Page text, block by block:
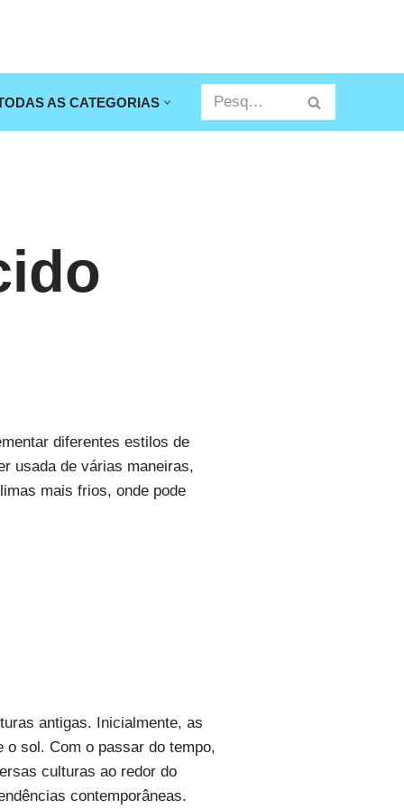
AS CATEGORIAS
diferentes estilos de
usada de várias maneiras,
mais frios, onde pode
antigas. Inicialmente, as
sol. Com o passar do tempo,
culturas ao redor do
contemporâneas.